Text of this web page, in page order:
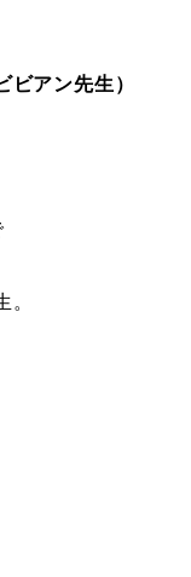
ビアン先生）